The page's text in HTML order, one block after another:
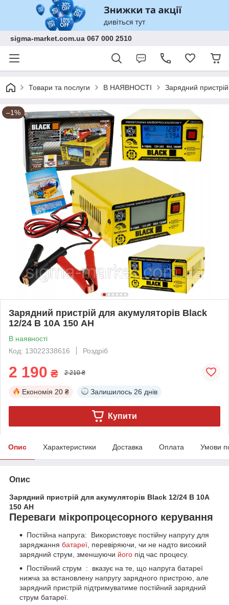
sigma-market.com.ua 067 000 2510
Товари та послуги В НАЯВНОСТІ Зарядний
–1%
Зарядний пристрій для акумуляторів Black
12/24 В 10А 150 AH
В наявності
Код: 13022338616
Роздріб
2 190 ₴ 2 210 ₴
Економія 20 ₴ Залишилось 26 днів
Купити
Опис Характеристики Доставка Оплата Умови
Опис
Зарядний пристрій для акумуляторів Black 12/24 В 10А
150 AH
Переваги мікропроцесорного керування
Постійна напруга: Використовує постійну напругу для
заряджання батареї, перевіряючи, чи не надто високий
зарядний струм, зменшуючи його під час процесу.
Постійний струм : вказує на те, що напруга батареї
нижча за встановлену напругу зарядного пристрою, але
зарядний пристрій підтримуватиме постійний зарядний
струм батареї.